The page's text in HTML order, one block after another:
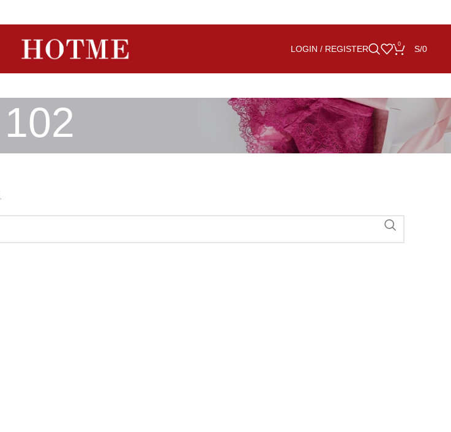
LOGIN / REGISTER 0 S/0
102